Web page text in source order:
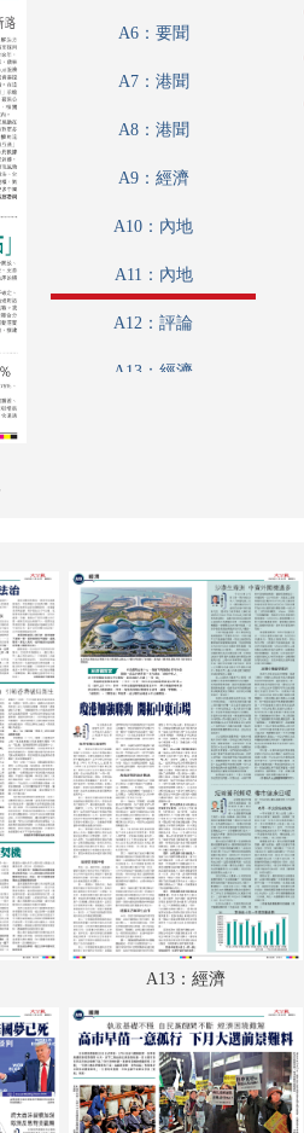
A6：要聞
A7：港聞
A8：港聞
A9：經濟
A10：內地
A11：內地
A12：評論
A13：經濟
A18：國際
A19：體育
A20：體育
B1：體育
B2：文化
B3：經濟
B4：副刊
A13：經濟